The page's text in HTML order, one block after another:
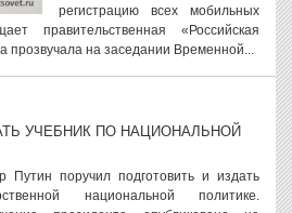
регистрацию всех мобильных
правительственная «Российская
прозвучала на заседании Временной...
УЧЕБНИК ПО НАЦИОНАЛЬНОЙ
Путин поручил подготовить и издать
национальной политике.